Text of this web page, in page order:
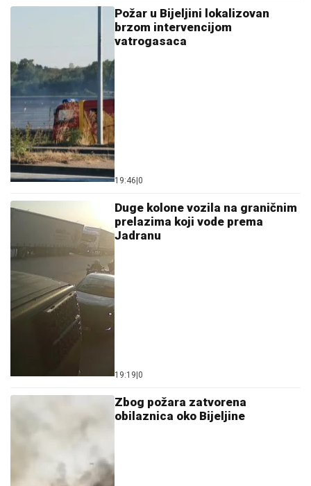
Požar u Bijeljini lokalizovan
brzom intervencijom
vatrogasaca
19:46|0
Duge kolone vozila na graničnim
prelazima koji vode prema
Јadranu
19:19|0
Zbog požara zatvorena
obilaznica oko Bijeljine